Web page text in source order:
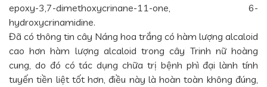
epoxy-3,7-dimethoxycrinane-11-one, 6-
hydroxycrinamidine.
Đã có thông tin cây Náng hoa trắng có hàm lượng alcaloid
cao hơn hàm lượng alcaloid trong cây Trinh nữ hoàng
cung, do đó có tác dụng chữa trị bệnh phì đại lành tính
tuyến tiền liệt tốt hơn, điều này là hoàn toàn không đúng,